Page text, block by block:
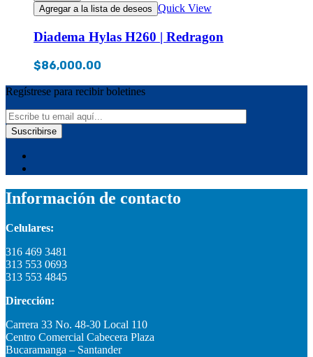
Agregar a la lista de deseos Quick View
Diadema Hylas H260 | Redragon
$86,000.00
Regístrese para recibir boletines
Información de contacto
Celulares:
316 469 3481
313 553 0693
313 553 4845
Dirección:
Carrera 33 No. 48-30 Local 110
Centro Comercial Cabecera Plaza
Bucaramanga – Santander